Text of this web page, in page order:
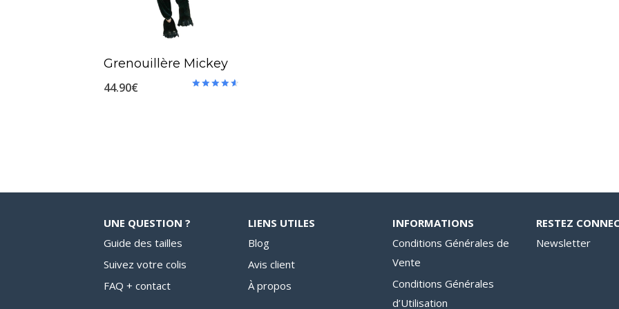
Grenouillère Mickey
44.90€
UNE QUESTION ?
Guide des tailles
Suivez votre colis
FAQ + contact
LIENS UTILES
Blog
Avis client
À propos
INFORMATIONS
Conditions Générales de
Vente
Conditions Générales
d’Utilisation
RESTEZ
Newsletter